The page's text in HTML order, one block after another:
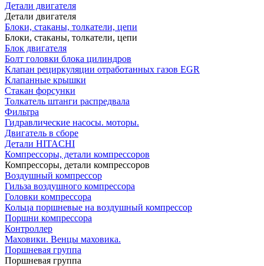
Детали двигателя
Детали двигателя
Блоки, стаканы, толкатели, цепи
Блоки, стаканы, толкатели, цепи
Блок двигателя
Болт головки блока цилиндров
Клапан рециркуляции отработанных газов EGR
Клапанные крышки
Стакан форсунки
Толкатель штанги распредвала
Фильтра
Гидравлические насосы. моторы.
Двигатель в сборе
Детали HITACHI
Компрессоры, детали компрессоров
Компрессоры, детали компрессоров
Воздушный компрессор
Гильза воздушного компрессора
Головки компрессора
Кольца поршневые на воздушный компрессор
Поршни компрессора
Контроллер
Маховики. Венцы маховика.
Поршневая группа
Поршневая группа